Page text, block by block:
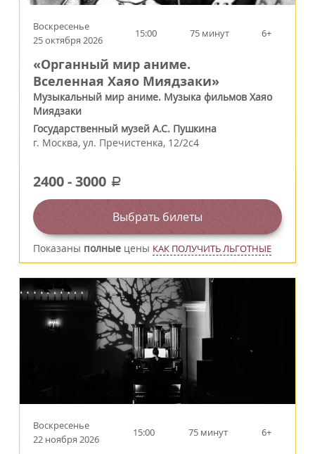
Воскресенье
25 октября 2026
15:00 75 минут 6+
«Органный мир аниме.
Вселенная Хаяо Миядзаки»
Музыкальный мир аниме. Музыка фильмов Хаяо
Миядзаки
Государственный музей А.С. Пушкина
г. Москва, ул. Пречистенка, 12/2c4
2400-3000 a
Выбрать билеты
Показаны полные цены КАК ПОЛУЧИТЬ ЛЬГОТНЫЕ
Воскресенье
22 ноября 2026
15:00 75 минут 6+